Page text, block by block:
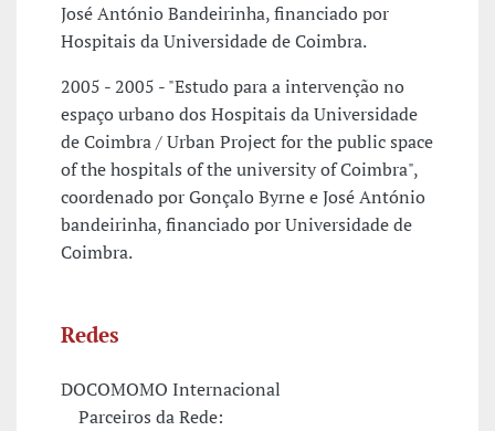
José António Bandeirinha, financiado por
Hospitais da Universidade de Coimbra.
2005 - 2005 - "Estudo para a intervenção no
espaço urbano dos Hospitais da Universidade
de Coimbra / Urban Project for the public space
of the hospitals of the university of Coimbra",
coordenado por Gonçalo Byrne e José António
bandeirinha, financiado por Universidade de
Coimbra.
Redes
DOCOMOMO Internacional
Parceiros da Rede: